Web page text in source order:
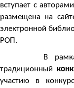
вступает с
размещена на
электронной
РОП.
В рамках
традиционный
участию в